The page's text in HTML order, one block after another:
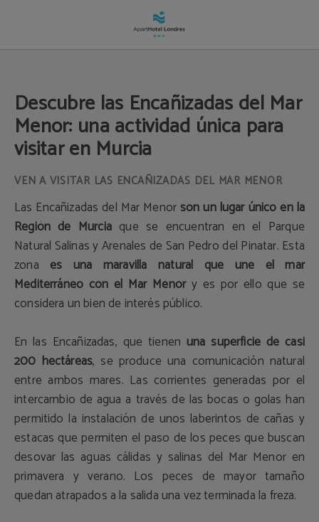
Descubre las Encañizadas del Mar
Menor: una actividad única para
visitar en Murcia
VEN A VISITAR LAS ENCAÑIZADAS DEL MAR MENOR
Las Encañizadas del Mar Menor son un lugar único en la
Región de Murciaque se encuentran en el Parque
Natural Salinas y Arenales de San Pedro del Pinatar. Esta
zona es una maravilla natural que une el mar
Mediterráneo con el Mar Menory es por ello que se
considera un bien de interés público.
En las Encañizadas, que tienenuna superficie de casi
200 hectáreas, se produce una comunicación natural
entre ambos mares. Las corrientes generadas por el
intercambio de agua a través de las bocas o golas han
permitido la instalación de unos laberintos de cañas y
estacas que permiten el paso de los peces que buscan
desovar las aguas cálidas y salinas del Mar Menor en
primavera y verano. Los peces de mayor tamaño
quedan atrapados a la salida una vez terminada la freza.